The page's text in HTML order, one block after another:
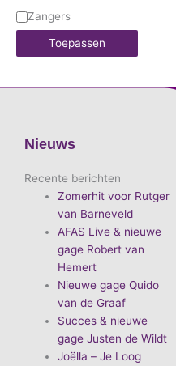
Zangers
Toepassen
Nieuws
Recente berichten
Zomerhit voor Rutger
van Barneveld
AFAS Live & nieuwe
gage Robert van
Hemert
Nieuwe gage Quido
van de Graaf
Succes & nieuwe
gage Justen de Wildt
Joëlla – Je Loog